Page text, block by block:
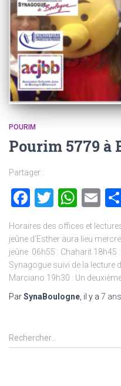
POURIM
Pourim 5779 à
Partager :
Facebook
Twitter
Horaires des offices et
jeûne d’Esther aura lieu
jeûne 06h55 : Chaharit 18h45
Synagogue suivi de la lecture
Marciano 19h30 : Un
ParSynaBoulogne , il y a 7 ans
R
e
Rechercher…